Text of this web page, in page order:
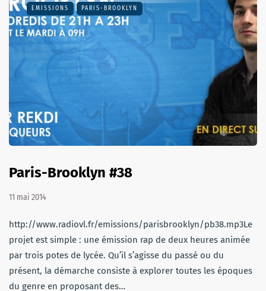
EMISSIONS PARIS-BROOKLYN
Paris-Brooklyn #38
11 mai 2014
http://www.radiovl.fr/emissions/parisbrooklyn/pb38.mp3Le
projet est simple : une émission rap de deux heures animée
par trois potes de lycée. Qu’il s’agisse du passé ou du
présent, la démarche consiste à explorer toutes les époques
du genre en proposant des…